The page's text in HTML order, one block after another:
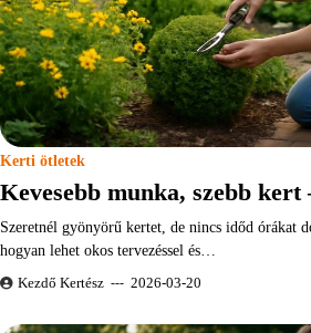
Kerti ötletek
Kevesebb munka, szebb kert
Szeretnél gyönyörű kertet, de nincs időd órákat
hogyan lehet okos tervezéssel és…
Kezdő Kertész 2026-03-20